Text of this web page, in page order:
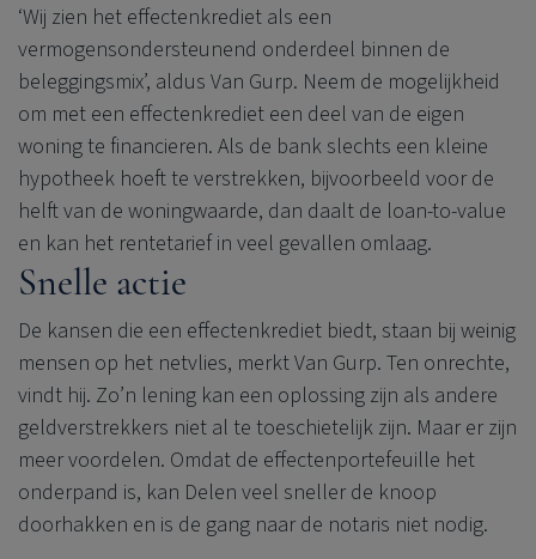
‘Wij zien het effectenkrediet als een
vermogensondersteunend onderdeel binnen de
beleggingsmix’, aldus Van Gurp. Neem de mogelijkheid
om met een effectenkrediet een deel van de eigen
woning te financieren. Als de bank slechts een kleine
hypotheek hoeft te verstrekken, bijvoorbeeld voor de
helft van de woningwaarde, dan daalt de loan-to-value
en kan het rentetarief in veel gevallen omlaag.
Snelle actie
De kansen die een effectenkrediet biedt, staan bij weinig
mensen op het netvlies, merkt Van Gurp. Ten onrechte,
vindt hij. Zo’n lening kan een oplossing zijn als andere
geldverstrekkers niet al te toeschietelijk zijn. Maar er zijn
meer voordelen. Omdat de effectenportefeuille het
onderpand is, kan Delen veel sneller de knoop
doorhakken en is de gang naar de notaris niet nodig.